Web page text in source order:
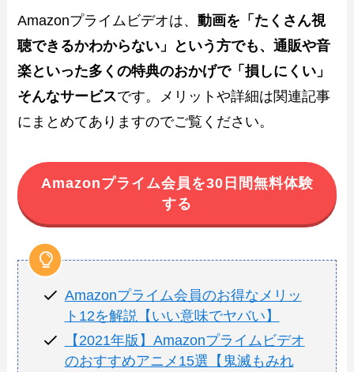
Amazonプライムビデオは、動画を「たくさん視
聴できるかわからない」という方でも、通販や音
楽といった多くの特典のおかげで「損しにくい」
そんなサービスです。メリットや詳細は関連記事
にまとめてありますのでご覧ください。
Amazonプライム会員を30日間無料体験
する
Amazonプライム会員のお得なメリッ
ト12を解説【いい意味でヤバい】
【2021年版】Amazonプライムビデオ
のおすすめアニメ15選【鬼滅もみれ